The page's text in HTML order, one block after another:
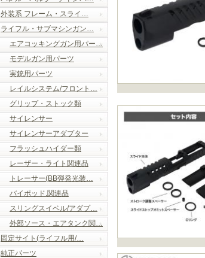
外装系 フレーム・スライ…
ライフル・サブマシンガン…
エアコッキングガン用パー…
モデルガン用パーツ
実銃用パーツ
レイルシステム/フロント…
グリップ・ストック類
サイレンサー
サイレンサーアダプター
フラッシュハイダー類
レーザー・ライト関連品
トレーサー(BB弾発光装…
バイポッド.関連品
スリングスイベル/アダプ…
外部ソース・エアタンク関…
固定サイト(ライフル用/…
純正パーツ